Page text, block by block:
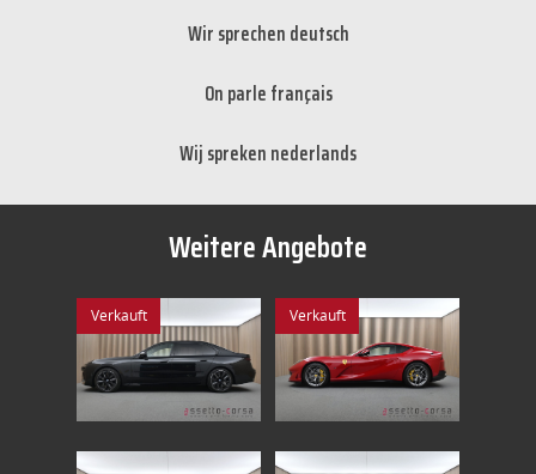
Wir sprechen deutsch
On parle français
Wij spreken nederlands
Weitere Angebote
Verkauft Verkauft